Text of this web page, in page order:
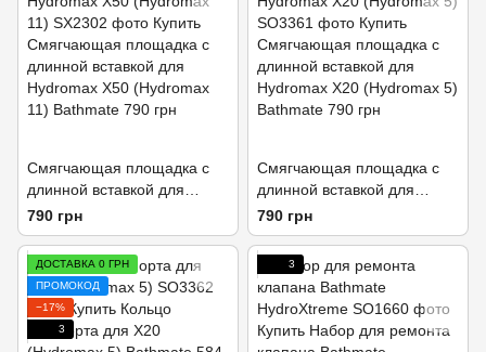
Смягчающая площадка с
длинной вставкой для
Hydromax X50 (Hydromax
11)
790 грн
Смягчающая площадка с
длинной вставкой для
Hydromax X20 (Hydromax 5)
790 грн
ДОСТАВКА 0 ГРН
ПРОМОКОД
−17%
3
3